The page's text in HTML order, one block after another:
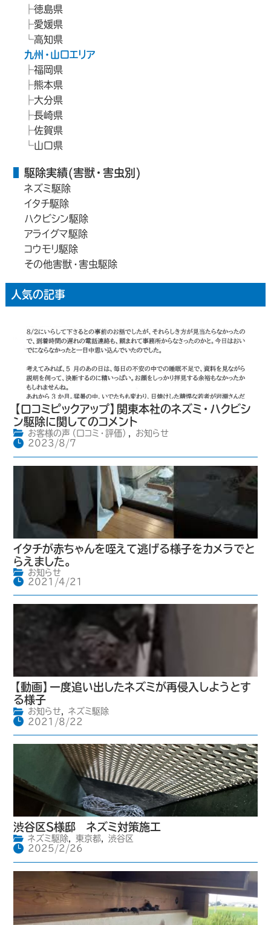
徳島県
愛媛県
高知県
九州・山口エリア
福岡県
熊本県
大分県
長崎県
佐賀県
山口県
駆除実績(害獣・害虫別)
ネズミ駆除
イタチ駆除
ハクビシン駆除
アライグマ駆除
コウモリ駆除
その他害獣・害虫駆除
人気の記事
【口コミピックアップ】関東本社のネズミ・ハクビシ
ン駆除に関してのコメント
お客様の声（口コミ・評価）
お知らせ
2023/8/7
イタチが赤ちゃんを咥えて逃げる様子をカメラでと
らえました。
お知らせ
2021/4/21
【動画】一度追い出したネズミが再侵入しようとす
る様子
お知らせ,
ネズミ駆除
2021/8/22
渋谷区S様邸 ネズミ対策施工
ネズミ駆除, 東京都,
渋谷区
2025/2/26